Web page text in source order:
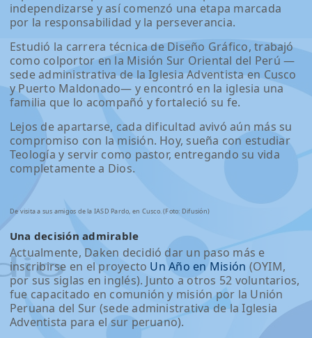
independizarse y así comenzó una etapa marcada
por la responsabilidad y la perseverancia.
Estudió la carrera técnica de Diseño Gráfico, trabajó
como colportor en la Misión Sur Oriental del Perú —
sede administrativa de la Iglesia Adventista en Cusco
y Puerto Maldonado— y encontró en la iglesia una
familia que lo acompañó y fortaleció su fe.
Lejos de apartarse, cada dificultad avivó aún más su
compromiso con la misión. Hoy, sueña con estudiar
Teología y servir como pastor, entregando su vida
completamente a Dios.
De visita a sus amigos de la IASD Pardo, en Cusco. (Foto: Difusión)
Una decisión admirable
Actualmente, Daken decidió dar un paso más e
inscribirse en el proyecto Un Año en Misión (OYIM,
por sus siglas en inglés). Junto a otros 52 voluntarios,
fue capacitado en comunión y misión por la Unión
Peruana del Sur (sede administrativa de la Iglesia
Adventista para el sur peruano).